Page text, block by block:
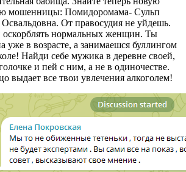
мошенницы: Помидоромама- Сульп
От правосудия не уйдешь.
оскорблять нормальных женщин. Ты
уже в возрасте, а занимаешся буллингом
Найди себе мужика в деревне своей,
и пей с ним, а не в одиночестве.
выдает все твои увлечения алкоголем!